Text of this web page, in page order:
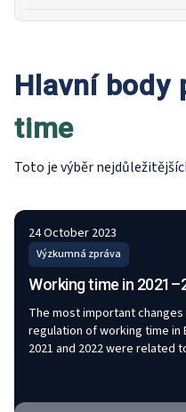
Hlavní body
time
Toto je výběr
24 October 2023
Výzkumná zpráva
Working time in
The most important changes
regulation of working time in
2021 and 2022 were related
Directive and the